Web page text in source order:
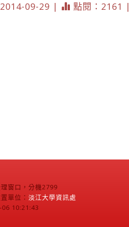
09-29 | 點閱：2161 |
窗口，分機2799
單位： 淡江大學資訊處
10:21:43